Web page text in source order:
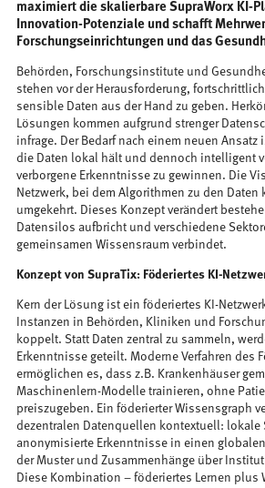
maximiert die skalierbare SupraWorx KI-
Innovation-Potenziale und schafft
Forschungseinrichtungen und das
Behörden, Forschungsinstitute und
stehen vor der Herausforderung,
sensible Daten aus der Hand zu geben.
Lösungen kommen aufgrund strenger
infrage. Der Bedarf nach einem neuen Ansatz
die Daten lokal hält und dennoch intelligent
verborgene Erkenntnisse zu gewinnen. Die
Netzwerk, bei dem Algorithmen zu den Daten
umgekehrt. Dieses Konzept verändert
Datensilos aufbricht und verschiedene
gemeinsamen Wissensraum verbindet.
Konzept von SupraTix: Föderiertes KI-
Kern der Lösung ist ein föderiertes KI-
Instanzen in Behörden, Kliniken und
koppelt. Statt Daten zentral zu sammeln,
Erkenntnisse geteilt. Moderne Verfahren des
ermöglichen es, dass z.B. Krankenhäuser
Maschinenlern-Modelle trainieren, ohne
preiszugeben​. Ein föderierter Wissensgraph
dezentralen Datenquellen kontextuell: lokale
anonymisierte Erkenntnisse in einen
der Muster und Zusammenhänge über
Diese Kombination – föderiertes Lernen plus